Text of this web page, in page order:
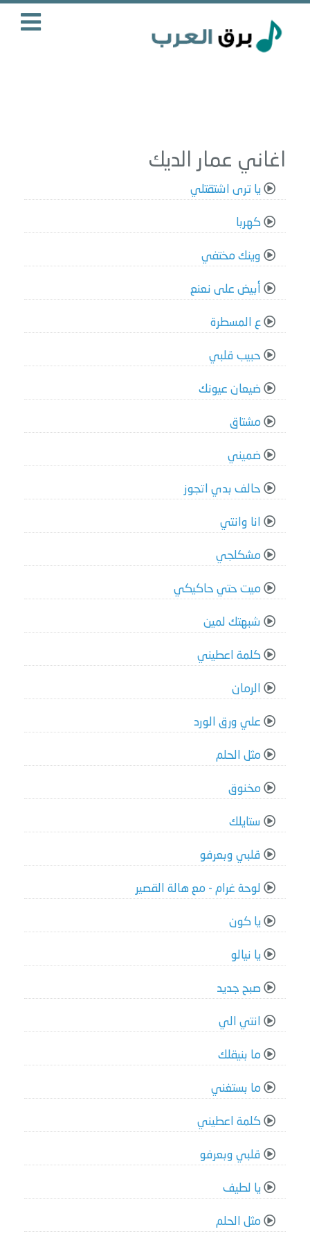
اغاني عمار الديك
يا ترى اشتقتلي
كهربا
وينك مختفي
أبيض على نعنع
ع المسطرة
حبيب قلبي
ضيعان عيونك
مشتاق
ضميني
حالف بدي اتجوز
انا وانتي
مشكلجي
ميت حتي حاكيكي
شبهتك لمين
كلمة اعطيني
الرمان
علي ورق الورد
مثل الحلم
مخنوق
ستايلك
قلبي وبعرفو
لوحة غرام - مع هالة القصير
يا كون
يا نيالو
صبح جديد
انتي الي
ما بنيقلك
ما بستغني
كلمة اعطيني
قلبي وبعرفو
يا لطيف
مثل الحلم